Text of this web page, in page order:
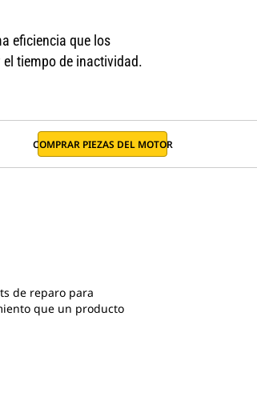
eficiencia que los
tiempo de inactividad.
COMPRAR PIEZAS DEL MOTOR
de reparo para
que un producto